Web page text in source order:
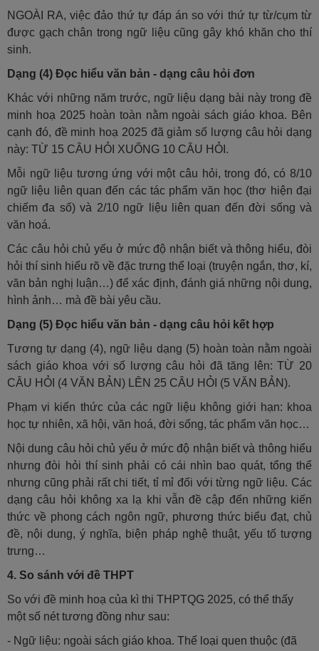
NGOÀI RA, việc đảo thứ tự đáp án so với thứ tự từ/cụm từ
được gạch chân trong ngữ liệu cũng gây khó khăn cho thí
sinh.
Dạng (4) Đọc hiểu văn bản - dạng câu hỏi đơn
Khác với những năm trước, ngữ liệu dạng bài này trong đề
minh hoạ 2025 hoàn toàn nằm ngoài sách giáo khoa. Bên
cạnh đó, đề minh hoạ 2025 đã giảm số lượng câu hỏi dạng
này: TỪ 15 CÂU HỎI XUỐNG 10 CÂU HỎI.
Mỗi ngữ liệu tương ứng với một câu hỏi, trong đó, có 8/10
ngữ liệu liên quan đến các tác phẩm văn học (thơ hiện đại
chiếm đa số) và 2/10 ngữ liệu liên quan đến đời sống và
văn hoá.
Các câu hỏi chủ yếu ở mức độ nhận biết và thông hiểu, đòi
hỏi thí sinh hiểu rõ về đặc trưng thể loại (truyện ngắn, thơ, kí,
văn bản nghị luận…) để xác định, đánh giá những nội dung,
hình ảnh… mà đề bài yêu cầu.
Dạng (5) Đọc hiểu văn bản - dạng câu hỏi kết hợp
Tương tự dạng (4), ngữ liệu dạng (5) hoàn toàn nằm ngoài
sách giáo khoa với số lượng câu hỏi đã tăng lên: TỪ 20
CÂU HỎI (4 VĂN BẢN) LÊN 25 CÂU HỎI (5 VĂN BẢN).
Phạm vi kiến thức của các ngữ liệu không giới hạn: khoa
học tự nhiên, xã hội, văn hoá, đời sống, tác phẩm văn học…
Nội dung câu hỏi chủ yếu ở mức độ nhận biết và thông hiểu
nhưng đòi hỏi thí sinh phải có cái nhìn bao quát, tổng thể
nhưng cũng phải rất chi tiết, tỉ mỉ đối với từng ngữ liệu. Các
dạng câu hỏi không xa lạ khi vẫn đề cập đến những kiến
thức về phong cách ngôn ngữ, phương thức biểu đạt, chủ
đề, nội dung, ý nghĩa, biện pháp nghệ thuật, yếu tố tượng
trưng…
4. So sánh với đề THPT
So với đề minh hoạ của kì thi THPTQG 2025, có thể thấy
một số nét tương đồng như sau:
- Ngữ liệu: ngoài sách giáo khoa. Thể loại quen thuộc (đã